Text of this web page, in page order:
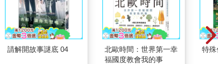
請解開故事謎底 04
北歐時間：世界第一幸
福國度教會我的事
特